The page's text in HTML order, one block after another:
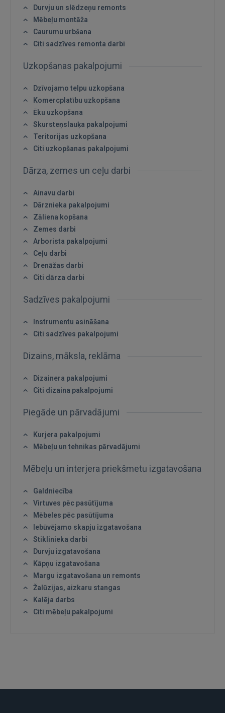
Ienākt
IENĀKT
Aizmirsāt paroli?
FACEBOOK
 Sign in with Apple
Vēl neesat reģistrējies?
Durvju un slēdzeņu remonts
Mēbeļu montāža
Caurumu urbšana
Citi sadzīves remonta darbi
Uzkopšanas pakalpojumi
Dzīvojamo telpu uzkopšana
Komercplatību uzkopšana
Ēku uzkopšana
Skursteņslauķa pakalpojumi
Teritorijas uzkopšana
Citi uzkopšanas pakalpojumi
Dārza, zemes un ceļu darbi
Ainavu darbi
Dārznieka pakalpojumi
Zāliena kopšana
Zemes darbi
Arborista pakalpojumi
Ceļu darbi
Drenāžas darbi
Citi dārza darbi
Sadzīves pakalpojumi
Instrumentu asināšana
Citi sadzīves pakalpojumi
Dizains, māksla, reklāma
Dizainera pakalpojumi
Citi dizaina pakalpojumi
Piegāde un pārvadājumi
Kurjera pakalpojumi
Mēbeļu un tehnikas pārvadājumi
Mēbeļu un interjera priekšmetu izgatavošana
Galdniecība
Virtuves pēc pasūtījuma
Mēbeles pēc pasūtījuma
Iebūvējamo skapju izgatavošana
Stiklinieka darbi
Durvju izgatavošana
Kāpņu izgatavošana
Margu izgatavošana un remonts
Žalūzijas, aizkaru stangas
Kalēja darbs
Citi mēbeļu pakalpojumi